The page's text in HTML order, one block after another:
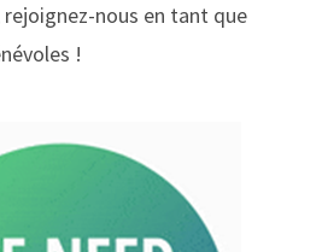
nous en tant que
!